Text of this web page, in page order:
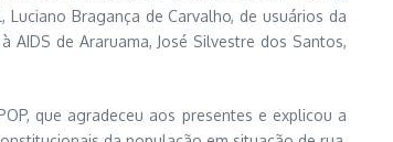
Bragança de Carvalho, de usuários da
AIDS de Araruama, José Silvestre dos Santos,
que agradeceu aos presentes e explicou a